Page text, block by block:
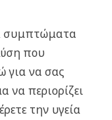
συμπτώματα
που
για να σας
να περιορίζει
την υγεία